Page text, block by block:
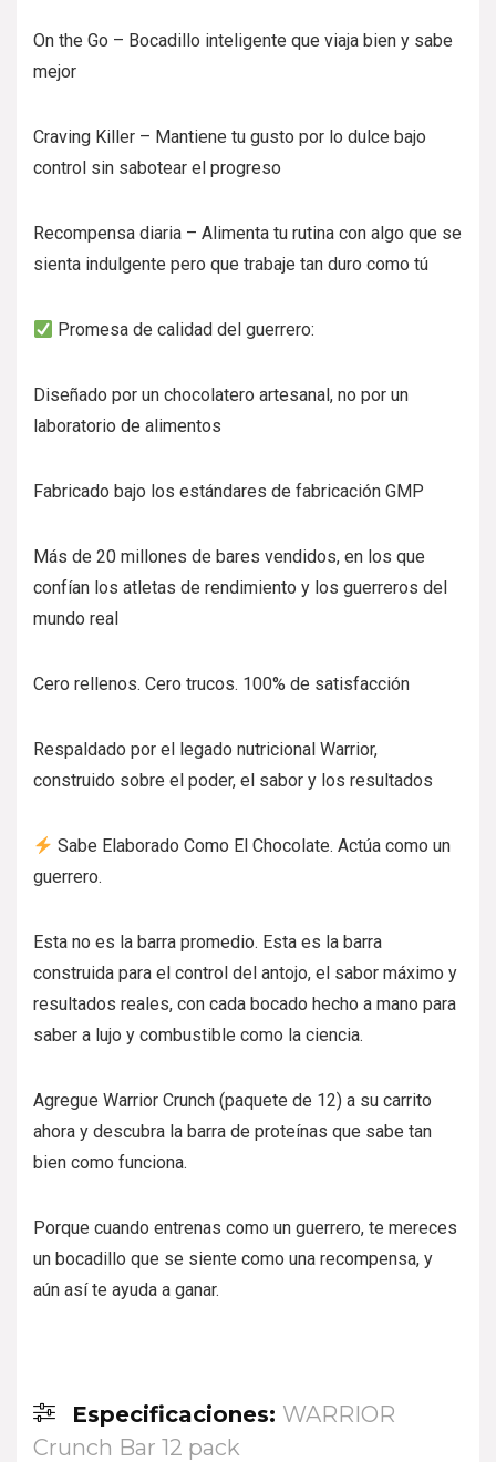
On the Go – Bocadillo inteligente que viaja bien y sabe
mejor
Craving Killer – Mantiene tu gusto por lo dulce bajo
control sin sabotear el progreso
Recompensa diaria – Alimenta tu rutina con algo que se
sienta indulgente pero que trabaje tan duro como tú
Promesa de calidad del guerrero:
Diseñado por un chocolatero artesanal, no por un
laboratorio de alimentos
Fabricado bajo los estándares de fabricación GMP
Más de 20 millones de bares vendidos, en los que
confían los atletas de rendimiento y los guerreros del
mundo real
Cero rellenos. Cero trucos. 100% de satisfacción
Respaldado por el legado nutricional Warrior,
construido sobre el poder, el sabor y los resultados
Sabe Elaborado Como El Chocolate. Actúa como un
guerrero.
Esta no es la barra promedio. Esta es la barra
construida para el control del antojo, el sabor máximo y
resultados reales, con cada bocado hecho a mano para
saber a lujo y combustible como la ciencia.
Agregue Warrior Crunch (paquete de 12) a su carrito
ahora y descubra la barra de proteínas que sabe tan
bien como funciona.
Porque cuando entrenas como un guerrero, te mereces
un bocadillo que se siente como una recompensa, y
aún así te ayuda a ganar.
Especificaciones: WARRIOR
Crunch Bar 12 pack